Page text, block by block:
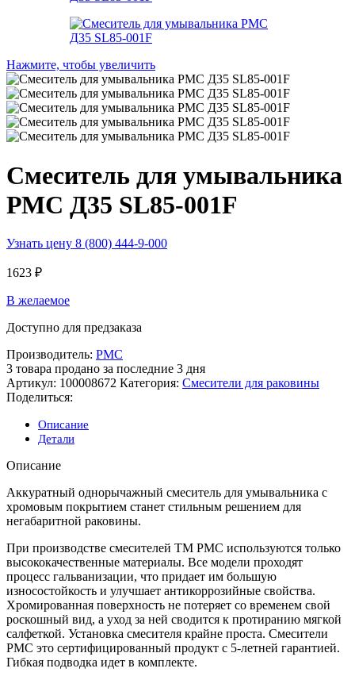
Нажмите, чтобы увеличить
Смеситель для умывальника
РМС Д35 SL85-001F
Узнать цену 8 (800) 444-9-000
1623 ₽
В желаемое
Доступно для предзаказа
Производитель: РМС
3 товара продано за последние 3 дня
Артикул: 100008672 Категория: Смесители для раковины
Поделиться:
Описание
Детали
Описание
Аккуратный однорычажный смеситель для умывальника с
хромовым покрытием станет стильным решением для
негабаритной раковины.
При производстве смесителей ТМ РМС используются только
высококачественные материалы. Все модели проходят
процесс гальванизации, что придает им большую
износостойкость и улучшает антикоррозийные свойства.
Хромированная поверхность не потеряет со временем свой
роскошный вид, а уход за ней сводится к протиранию мягкой
салфеткой. Установка смесителя крайне проста. Смесители
РМС это сертифицированный продукт с 5-летней гарантией.
Гибкая подводка идет в комплекте.